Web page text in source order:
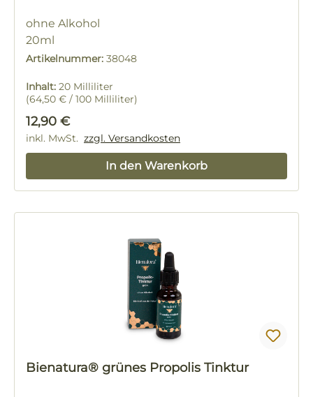
ohne Alkohol
20ml
Artikelnummer: 38048
Inhalt: 20 Milliliter
(64,50 € / 100 Milliliter)
Regulärer Preis:
12,90 €
inkl. MwSt. zzgl. Versandkosten
In den Warenkorb
Bienatura® grünes Propolis Tinktur